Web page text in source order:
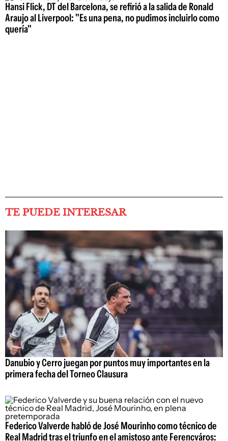
Hansi Flick, DT del Barcelona, se refirió a la salida de Ronald
Araujo al Liverpool: "Es una pena, no pudimos incluirlo como
quería"
TE PUEDE INTERESAR
Danubio y Cerro juegan por puntos muy importantes en la
primera fecha del Torneo Clausura
Federico Valverde habló de José Mourinho como técnico de
Real Madrid tras el triunfo en el amistoso ante Ferencváros: